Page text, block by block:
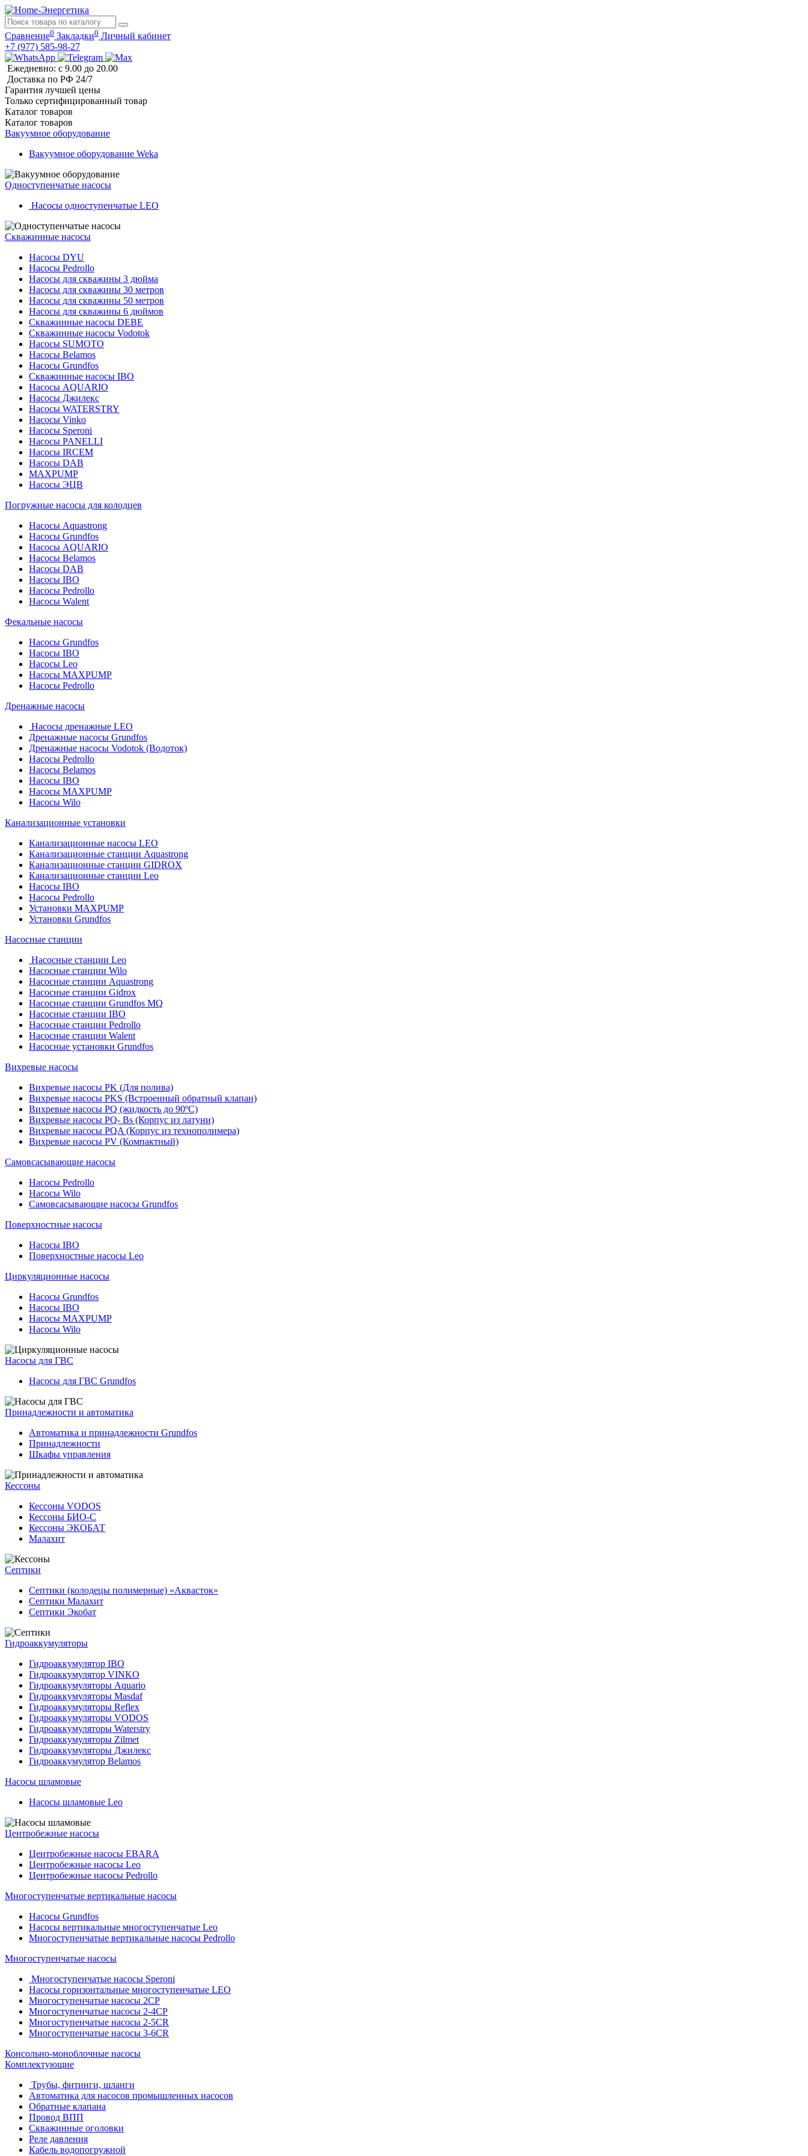
Сравнение0 Закладки0 Личный кабинет
+7 (977) 585-98-27
Ежедневно: с 9.00 до 20.00
Доставка по РФ 24/7
Гарантия лучшей цены
Только сертифицированный товар
Каталог товаров
Каталог товаров
Вакуумное оборудование
Вакуумное оборудование Weka
Одноступенчатые насосы
Насосы одноступенчатые LEO
Скважинные насосы
Насосы DYU
Насосы Pedrollo
Насосы для скважины 3 дюйма
Насосы для скважины 30 метров
Насосы для скважины 50 метров
Насосы для скважины 6 дюймов
Скважинные насосы DEBE
Скважинные насосы Vodotok
Насосы SUMOTO
Насосы Belamos
Насосы Grundfos
Скважинные насосы IBO
Насосы AQUARIO
Насосы Джилекс
Насосы WATERSTRY
Насосы Vinko
Насосы Speroni
Насосы PANELLI
Насосы IRCEM
Насосы DAB
MAXPUMP
Насосы ЭЦВ
Погружные насосы для колодцев
Насосы Aquastrong
Насосы Grundfos
Насосы AQUARIO
Насосы Belamos
Насосы DAB
Насосы IBO
Насосы Pedrollo
Насосы Walent
Фекальные насосы
Насосы Grundfos
Насосы IBO
Насосы Leo
Насосы MAXPUMP
Насосы Pedrollo
Дренажные насосы
Насосы дренажные LEO
Дренажные насосы Grundfos
Дренажные насосы Vodotok (Водоток)
Насосы Pedrollo
Насосы Belamos
Насосы IBO
Насосы MAXPUMP
Насосы Wilo
Канализационные установки
Канализационные насосы LEO
Канализационные станции Aquastrong
Канализационные станции GIDROX
Канализационные станции Leo
Насосы IBO
Насосы Pedrollo
Установки MAXPUMP
Установки Grundfos
Насосные станции
Насосные станции Leo
Насосные станции Wilo
Насосные станции Aquastrong
Насосные станции Gidrox
Насосные станции Grundfos MQ
Насосные станции IBO
Насосные станции Pedrollo
Насосные станции Walent
Насосные установки Grundfos
Вихревые насосы
Вихревые насосы PK (Для полива)
Вихревые насосы PKS (Встроенный обратный клапан)
Вихревые насосы PQ (жидкость до 90ºC)
Вихревые насосы PQ- Bs (Корпус из латуни)
Вихревые насосы PQA (Корпус из технополимера)
Вихревые насосы PV (Компактный)
Самовсасывающие насосы
Насосы Pedrollo
Насосы Wilo
Самовсасывающие насосы Grundfos
Поверхностные насосы
Насосы IBO
Поверхностные насосы Leo
Циркуляционные насосы
Насосы Grundfos
Насосы IBO
Насосы MAXPUMP
Насосы Wilo
Насосы для ГВС
Насосы для ГВС Grundfos
Принадлежности и автоматика
Автоматика и принадлежности Grundfos
Принадлежности
Шкафы управления
Кессоны
Кессоны VODOS
Кессоны БИО-С
Кессоны ЭКОБАТ
Малахит
Септики
Септики (колодецы полимерные) «Аквасток»
Септики Малахит
Септики Экобат
Гидроаккумуляторы
Гидроаккумулятор IBO
Гидроаккумулятор VINKO
Гидроаккумуляторы Aquario
Гидроаккумуляторы Masdaf
Гидроаккумуляторы Reflex
Гидроаккумуляторы VODOS
Гидроаккумуляторы Waterstry
Гидроаккумуляторы Zilmet
Гидроаккумуляторы Джилекс
Гидроаккумулятор Belamos
Насосы шламовые
Насосы шламовые Leo
Центробежные насосы
Центробежные насосы EBARA
Центробежные насосы Leo
Центробежные насосы Pedrollo
Многоступенчатые вертикальные насосы
Насосы Grundfos
Насосы вертикальные многоступенчатые Leo
Многоступенчатые вертикальные насосы Pedrollo
Многоступенчатые насосы
Многоступенчатые насосы Speroni
Насосы горизонтальные многоступенчатые LEO
Многоступенчатые насосы 2CP
Многоступенчатые насосы 2-4CP
Многоступенчатые насосы 2-5CR
Многоступенчатые насосы 3-6CR
Консольно-моноблочные насосы
Комплектующие
Трубы, фитинги, шланги
Автоматика для насосов промышленных насосов
Обратные клапана
Провод ВПП
Скважинные оголовки
Реле давления
Кабель водопогружной